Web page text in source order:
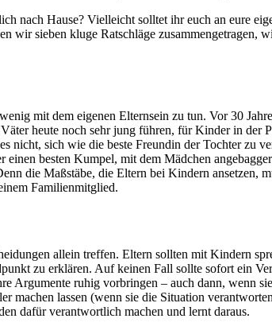
nach Hause? Vielleicht solltet ihr euch an eure
sieben kluge Ratschläge zusammengetragen,
mit dem eigenen Elternsein zu tun. Vor 30
heute noch sehr jung führen, für Kinder in der
sich wie die beste Freundin der Tochter zu
besten Kumpel, mit dem Mädchen
die Maßstäbe, die Eltern bei Kindern ansetzen,
Familienmitglied.
allein treffen. Eltern sollten mit Kindern
zu erklären. Auf keinen Fall sollte sofort ein
Argumente ruhig vorbringen – auch dann, wenn
machen lassen (wenn sie die Situation
dafür verantwortlich machen und lernt daraus.